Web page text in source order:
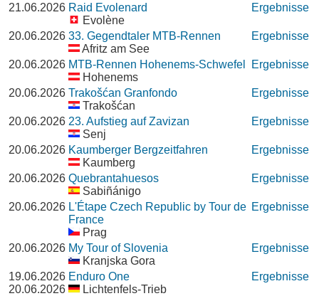
21.06.2026 Raid Evolenard
Evolène
Ergebnisse
20.06.2026 33. Gegendtaler MTB-Rennen
Afritz am See
Ergebnisse
20.06.2026 MTB-Rennen Hohenems-Schwefel
Hohenems
Ergebnisse
20.06.2026 Trakošćan Granfondo
Trakošćan
Ergebnisse
20.06.2026 23. Aufstieg auf Zavizan
Senj
Ergebnisse
20.06.2026 Kaumberger Bergzeitfahren
Kaumberg
Ergebnisse
20.06.2026 Quebrantahuesos
Sabiñánigo
Ergebnisse
20.06.2026 L'Étape Czech Republic by Tour de
France
Prag
Ergebnisse
20.06.2026 My Tour of Slovenia
Kranjska Gora
Ergebnisse
19.06.2026
20.06.2026
Enduro One
Lichtenfels-Trieb
Ergebnisse